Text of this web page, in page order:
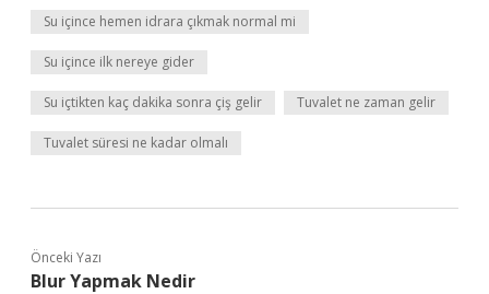
Su içince hemen idrara çıkmak normal mi
Su içince ilk nereye gider
Su içtikten kaç dakika sonra çiş gelir Tuvalet ne zaman gelir
Tuvalet süresi ne kadar olmalı
Önceki Yazı
Blur Yapmak Nedir